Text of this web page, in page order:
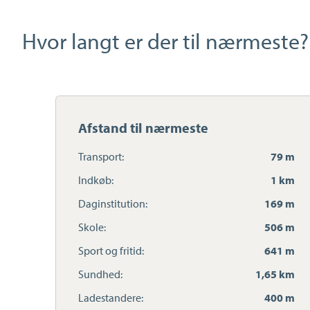
Hvor langt er der til nærmeste?
Afstand til nærmeste
Transport:
79 m
Indkøb:
1 km
Daginstitution:
169 m
Skole:
506 m
Sport og fritid:
641 m
Sundhed:
1,65 km
Ladestandere:
400 m